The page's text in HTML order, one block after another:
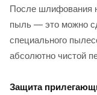
После шлифования
пыль — это можно
специального
абсолютно чистой
Защита